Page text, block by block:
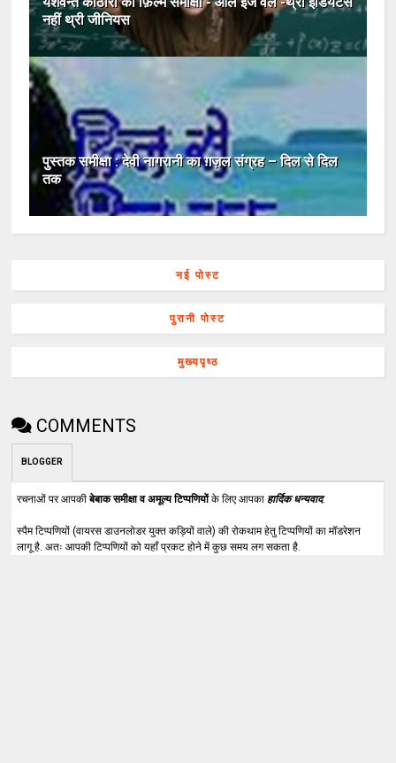
नहीं थ्री जीनियस
पुस्तक समीक्षा : देवी नागरानी का ग़ज़ल संग्रह – दिल से दिल
तक
नई पोस्ट
पुरानी पोस्ट
मुख्यपृष्ठ
COMMENTS
BLOGGER
रचनाओं पर आपकीबेबाक समीक्षा व अमूल्य टिप्पणियोंके लिए आपका हार्दिक धन्यवाद.
स्पैम टिप्पणियों (वायरस डाउनलोडर युक्त कड़ियों वाले) की रोकथाम हेतु टिप्पणियों का मॉडरेशन
लागू है. अतः आपकी टिप्पणियों को यहाँ प्रकट होने में कुछ समय लग सकता है.